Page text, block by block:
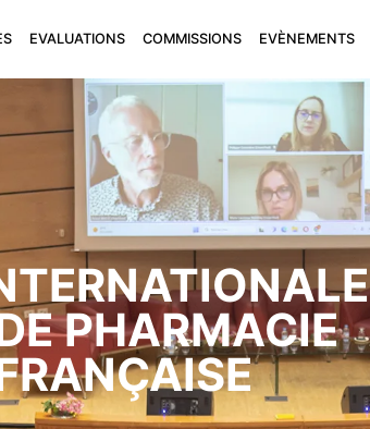
EVALUATIONS COMMISSIONS EVÈNEMENTS
PHARMACIE